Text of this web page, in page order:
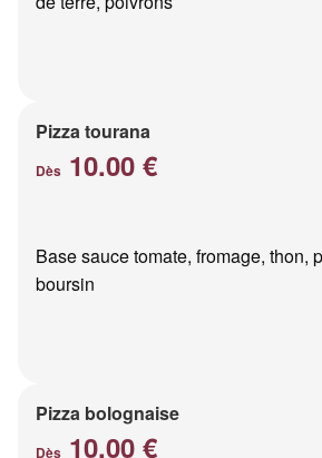
Pizza tourana
Dès 10.00 €
Base sauce tomate, fromage, thon,
boursin
Pizza bolognaise
Dès 10.00 €